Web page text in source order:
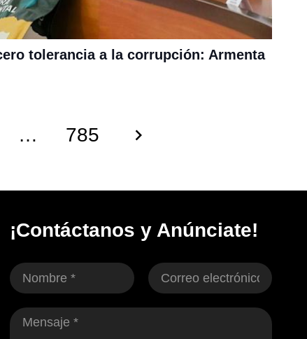
tolerancia a la corrupción: Armenta
… 785
¡Contáctanos y Anúnciate!